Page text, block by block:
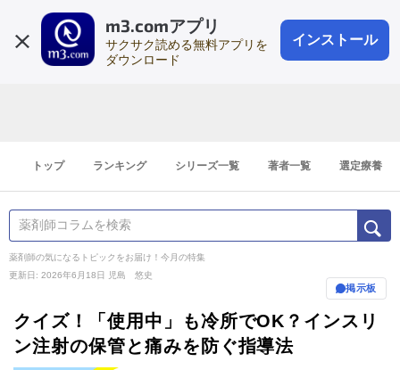
m3.comアプリ
サクサク読める無料アプリを
ダウンロード
インストール
会員登録
登録1分
トップ ランキング シリーズ一覧 著者一覧 選定療養
薬剤師の気になるトピックをお届け！今月の特集
更新日: 2026年6月18日
児島 悠史
掲示板
クイズ！「使用中」も冷所でOK？インスリ
ン注射の保管と痛みを防ぐ指導法